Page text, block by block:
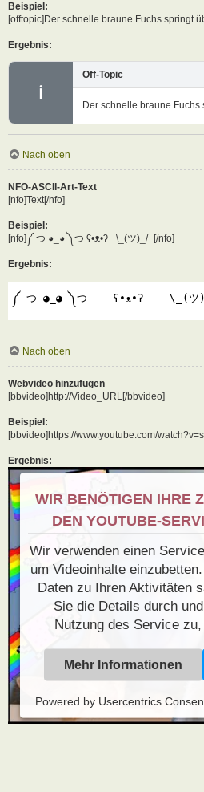
Beispiel:
[offtopic]Der schnelle braune Fuchs springt
Ergebnis:
ℹ
Off-Topic
Der schnelle braune
Nach oben
NFO-ASCII-Art-Text
[nfo]Text[/nfo]
Beispiel:
[nfo]༼ つ ◕_◕ ༽つ ʕ•ᴥ•ʔ ¯\_(ツ)_/¯[/nfo]
Ergebnis:
༼ つ ◕_◕ ༽つ    ʕ•ᴥ•ʔ   ¯\_(ツ
Nach oben
Webvideo hinzufügen
[bbvideo]http://Video_URL[/bbvideo]
Beispiel:
[bbvideo]https://www.youtube.com/
Ergebnis:
WIR BENÖTIGEN IHRE
DEN YOUTUBE-
Wir verwenden einen
um Videoinhalte
Daten zu Ihren Aktivitäten
Sie die Details durch
Nutzung des Service
Mehr Informationen
Powered by Usercentrics